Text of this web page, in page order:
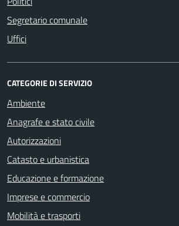
Segretario comunale
Uffici
CATEGORIE DI SERVIZIO
Ambiente
Anagrafe e stato civile
Autorizzazioni
Catasto e urbanistica
Educazione e formazione
Imprese e commercio
Mobilità e trasporti